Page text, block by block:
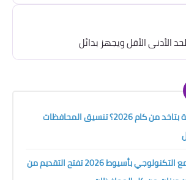
الأدنى الأقل ويجهز بدائل
الثانوية العامة بتاخد من كام 2026؟ تنسيق المحافظات
مدرسة المجمع التكنولوجي بأسيوط 2026 تفتح التقديم من